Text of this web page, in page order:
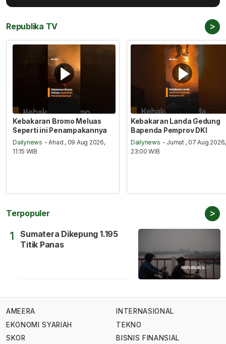
Republika TV >
Kebakaran Bromo Meluas
Seperti ini Penampakannya
Dailynews - Ahad , 09 Aug 2026,
11:15 WIB
Kebakaran Landa Gedung
Bapenda Pemprov DKI
Dailynews - Jumat , 07 Aug 2026,
23:00 WIB
Terpopuler >
1
Sumatera Dikepung 1.195
Titik Panas
AMEERA
EKONOMI SYARIAH
SKOR
INTERNASIONAL
TEKNO
BISNIS FINANSIAL